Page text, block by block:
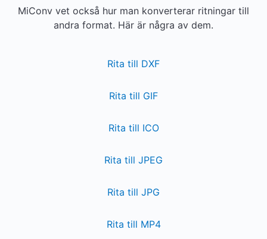
MiConv vet också hur man konverterar ritningar till
andra format. Här är några av dem.
Rita till DXF
Rita till GIF
Rita till ICO
Rita till JPEG
Rita till JPG
Rita till MP4